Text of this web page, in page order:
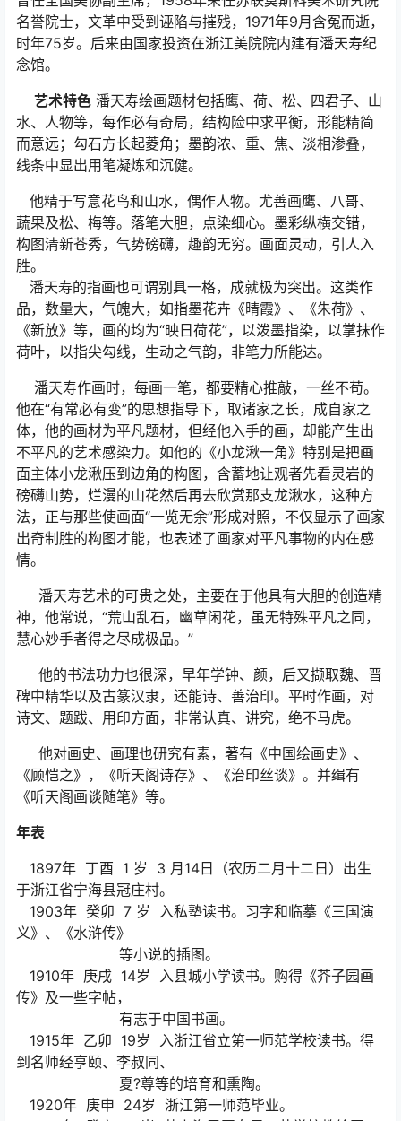
名誉院士，文革中受到诬陷与摧残，1971年9月含冤而逝，
时年75岁。后来由国家投资在浙江美院院内建有潘天寿纪
念馆。
艺术特色 潘天寿绘画题材包括鹰、荷、松、四君子、山
水、人物等，每作必有奇局，结构险中求平衡，形能精简
而意远；勾石方长起菱角；墨韵浓、重、焦、淡相渗叠，
线条中显出用笔凝炼和沉健。
他精于写意花鸟和山水，偶作人物。尤善画鹰、八哥、
蔬果及松、梅等。落笔大胆，点染细心。墨彩纵横交错，
构图清新苍秀，气势磅礴，趣韵无穷。画面灵动，引人入
胜。
潘天寿的指画也可谓别具一格，成就极为突出。这类作
品，数量大，气魄大，如指墨花卉《晴霞》、《朱荷》、
《新放》等，画的均为“映日荷花”，以泼墨指染，以掌抹作
荷叶，以指尖勾线，生动之气韵，非笔力所能达。
潘天寿作画时，每画一笔，都要精心推敲，一丝不苟。
他在“有常必有变”的思想指导下，取诸家之长，成自家之
体，他的画材为平凡题材，但经他入手的画，却能产生出
不平凡的艺术感染力。如他的《小龙湫一角》特别是把画
面主体小龙湫压到边角的构图，含蓄地让观者先看灵岩的
磅礴山势，烂漫的山花然后再去欣赏那支龙湫水，这种方
法，正与那些使画面“一览无余”形成对照，不仅显示了画家
出奇制胜的构图才能，也表述了画家对平凡事物的内在感
情。
潘天寿艺术的可贵之处，主要在于他具有大胆的创造精
神，他常说，“荒山乱石，幽草闲花，虽无特殊平凡之同，
慧心妙手者得之尽成极品。”
他的书法功力也很深，早年学钟、颜，后又撷取魏、晋
碑中精华以及古篆汉隶，还能诗、善治印。平时作画，对
诗文、题跋、用印方面，非常认真、讲究，绝不马虎。
他对画史、画理也研究有素，著有《中国绘画史》、
《顾恺之》，《听天阁诗存》、《治印丝谈》。并缉有
《听天阁画谈随笔》等。
年表
1897年 丁酉 1 岁 3 月14日（农历二月十二日）出生
于浙江省宁海县冠庄村。
1903年 癸卯 7 岁 入私塾读书。习字和临摹《三国演
义》、《水浒传》
等小说的插图。
1910年 庚戌 14岁 入县城小学读书。购得《芥子园画
传》及一些字帖，
有志于中国书画。
1915年 乙卯 19岁 入浙江省立第一师范学校读书。得
到名师经亨颐、李叔同、
夏?尊等的培育和熏陶。
1920年 庚申 24岁 浙江第一师范毕业。